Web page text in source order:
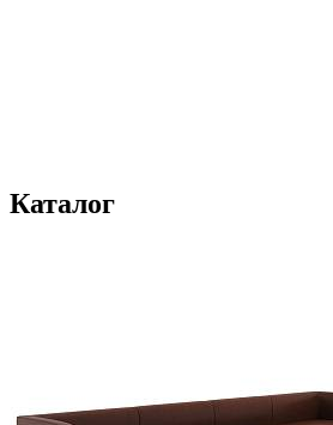
Каталог